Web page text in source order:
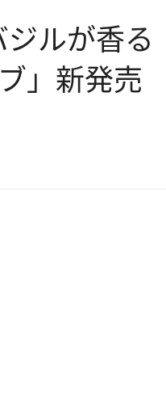
ジルが香
」新発売